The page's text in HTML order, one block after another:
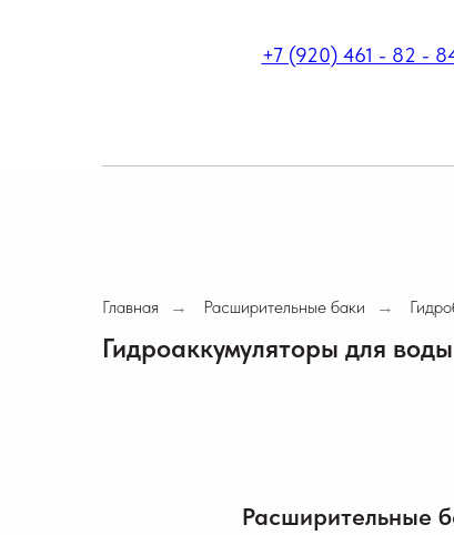
+7 (920) 461 - 82 -
Главная → Расширительные баки →
Гидроаккумуляторы для воды
Расширительные